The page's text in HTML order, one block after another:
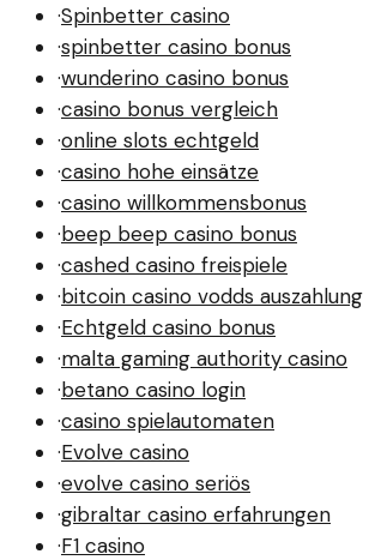
·Spinbetter casino
·spinbetter casino bonus
·wunderino casino bonus
·casino bonus vergleich
·online slots echtgeld
·casino hohe einsätze
·casino willkommensbonus
·beep beep casino bonus
·cashed casino freispiele
·bitcoin casino vodds auszahlung
·Echtgeld casino bonus
·malta gaming authority casino
·betano casino login
·casino spielautomaten
·Evolve casino
·evolve casino seriös
·gibraltar casino erfahrungen
·F1 casino